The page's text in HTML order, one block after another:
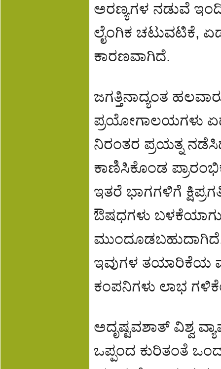
ಅರಣ್ಯಗಳ ನಡುವೆ
ಲೈಂಗಿಕ ಚಟುವಟಿಕೆ,
ಕಾರಣವಾಗಿದೆ.
ಜಗತ್ತಿನಾದ್ಯಂತ
ಪ್ರಯೋಗಾಲಯಗಳು
ನಿರಂತರ ಪ್ರಯತ್ನ
ಕಾಣಿಸಿಕೊಂಡ
ಇತರೆ ಭಾಗಗಳಿಗೆ
ಔಷಧಗಳು
ಇವುಗಳ ತಯಾರಿಕೆಯ
ಕಂಪನಿಗಳು ಲಾಭ
ಅದೃಷ್ಟವಶಾತ್ ವಿಶ್ವ
ಒಪ್ಪಂದ ಕುರಿತಂತೆ